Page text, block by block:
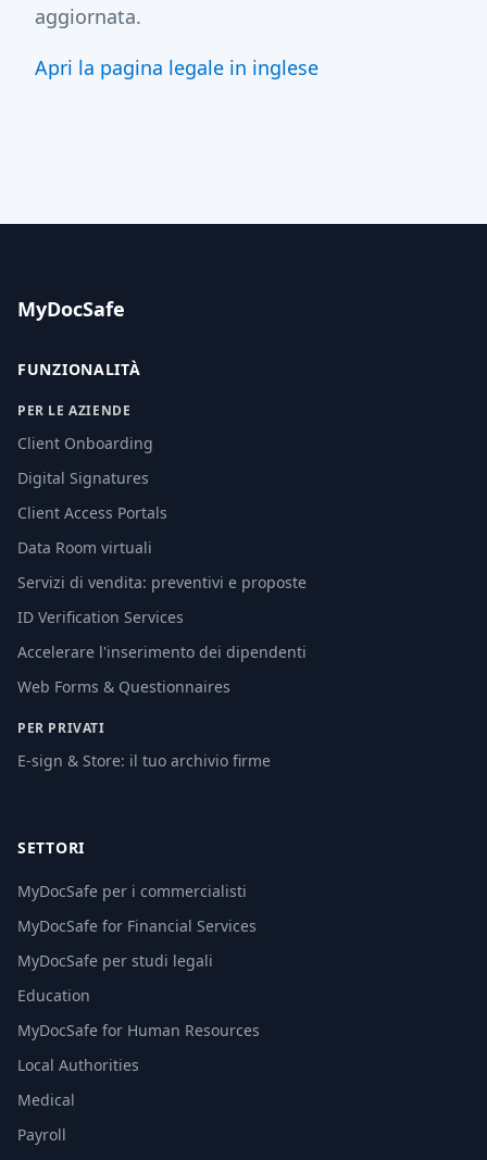
aggiornata.
Apri la pagina legale in inglese
MyDocSafe
FUNZIONALITÀ
PER LE AZIENDE
Client Onboarding
Digital Signatures
Client Access Portals
Data Room virtuali
Servizi di vendita: preventivi e proposte
ID Verification Services
Accelerare l'inserimento dei dipendenti
Web Forms & Questionnaires
PER PRIVATI
E-sign & Store: il tuo archivio firme
SETTORI
MyDocSafe per i commercialisti
MyDocSafe for Financial Services
MyDocSafe per studi legali
Education
MyDocSafe for Human Resources
Local Authorities
Medical
Payroll